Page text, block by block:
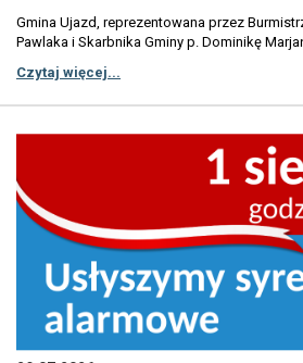
Gmina Ujazd, reprezentowana przez
Pawlaka i Skarbnika Gminy p. Dominikę
projektu dofinansowanego ze środków
Rozwoju Regionalnego w ramach Programu
zintegrowanego i sprzyjającego włączeniu
społecznego, gospodarczego i
turystyki i bezpieczeństwa na obszarach
projektu stanowią przede wszystkim
pozostali mieszkańcy obszaru ZIT MOF
Opoczno, a także turyści i odwiedzający (w
tras pieszych i rekreacyjnych) korzystający z
rozwijanej w ramach projektu. Zakres
powiązanych ze sobą zadań. W ramach
przygotowana dokumentacja i formalne
przedsięwzięcia do realizacji. Zadanie 2
SPA i Wellness na terenie Akademii Sportu
Czytaj więcej...